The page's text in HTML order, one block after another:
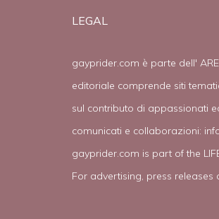
LEGAL
gayprider.com è parte dell'
editoriale comprende siti
sul contributo di appassionati
comunicati e collaborazioni:
gayprider.com is part of the
For advertising, press